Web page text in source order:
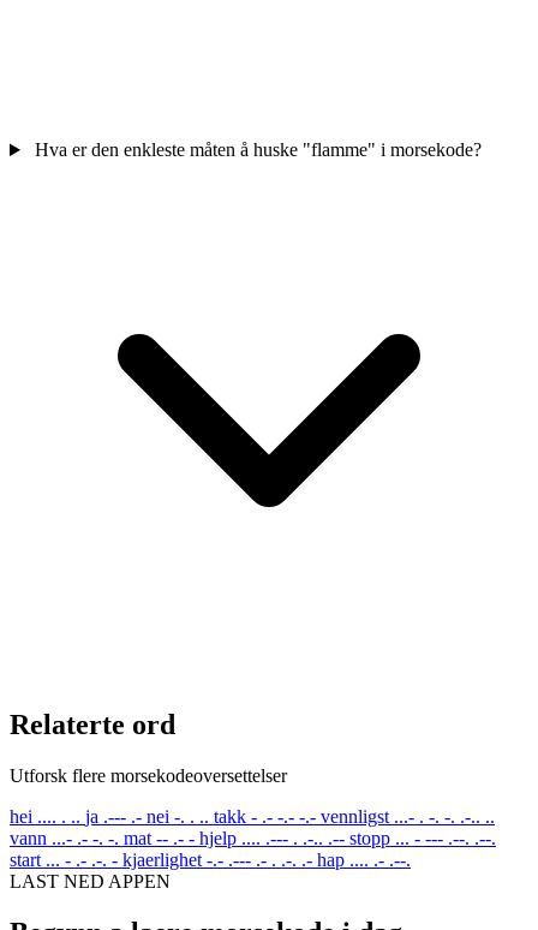
Hva er den enkleste måten å huske "flamme" i morsekode?
Relaterte ord
Utforsk flere morsekodeoversettelser
hei .... . .. ja .--- .- nei -. . .. takk - .- -.- -.- vennligst ...- . -. -. .-.. ..
vann ...- .- -. -. mat -- .- - hjelp .... .--- . .-.. .-- stopp ... - --- .--. .--.
start ... - .- .-. - kjaerlighet -.- .--- .- . .-. .- hap .... .- .--.
LAST NED APPEN